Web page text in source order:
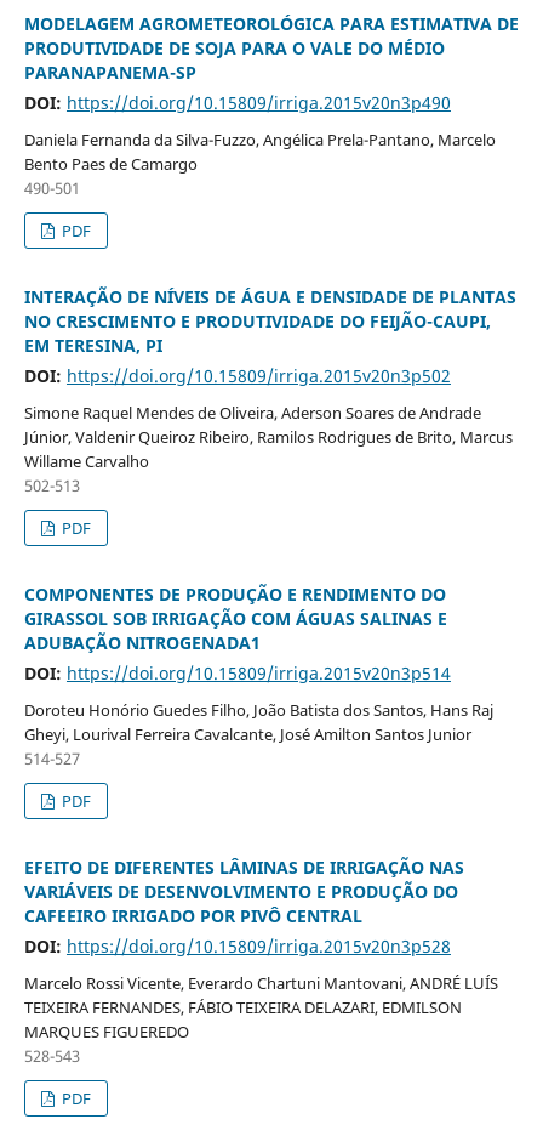
MODELAGEM AGROMETEOROLÓGICA PARA ESTIMATIVA DE
PRODUTIVIDADE DE SOJA PARA O VALE DO MÉDIO
PARANAPANEMA-SP
DOI: https://doi.org/10.15809/irriga.2015v20n3p490
Daniela Fernanda da Silva-Fuzzo, Angélica Prela-Pantano, Marcelo
Bento Paes de Camargo
490-501
PDF
INTERAÇÃO DE NÍVEIS DE ÁGUA E DENSIDADE DE PLANTAS
NO CRESCIMENTO E PRODUTIVIDADE DO FEIJÃO-CAUPI,
EM TERESINA, PI
DOI: https://doi.org/10.15809/irriga.2015v20n3p502
Simone Raquel Mendes de Oliveira, Aderson Soares de Andrade
Júnior, Valdenir Queiroz Ribeiro, Ramilos Rodrigues de Brito, Marcus
Willame Carvalho
502-513
PDF
COMPONENTES DE PRODUÇÃO E RENDIMENTO DO
GIRASSOL SOB IRRIGAÇÃO COM ÁGUAS SALINAS E
ADUBAÇÃO NITROGENADA1
DOI: https://doi.org/10.15809/irriga.2015v20n3p514
Doroteu Honório Guedes Filho, João Batista dos Santos, Hans Raj
Gheyi, Lourival Ferreira Cavalcante, José Amilton Santos Junior
514-527
PDF
EFEITO DE DIFERENTES LÂMINAS DE IRRIGAÇÃO NAS
VARIÁVEIS DE DESENVOLVIMENTO E PRODUÇÃO DO
CAFEEIRO IRRIGADO POR PIVÔ CENTRAL
DOI: https://doi.org/10.15809/irriga.2015v20n3p528
Marcelo Rossi Vicente, Everardo Chartuni Mantovani, ANDRÉ LUÍS
TEIXEIRA FERNANDES, FÁBIO TEIXEIRA DELAZARI, EDMILSON
MARQUES FIGUEREDO
528-543
PDF